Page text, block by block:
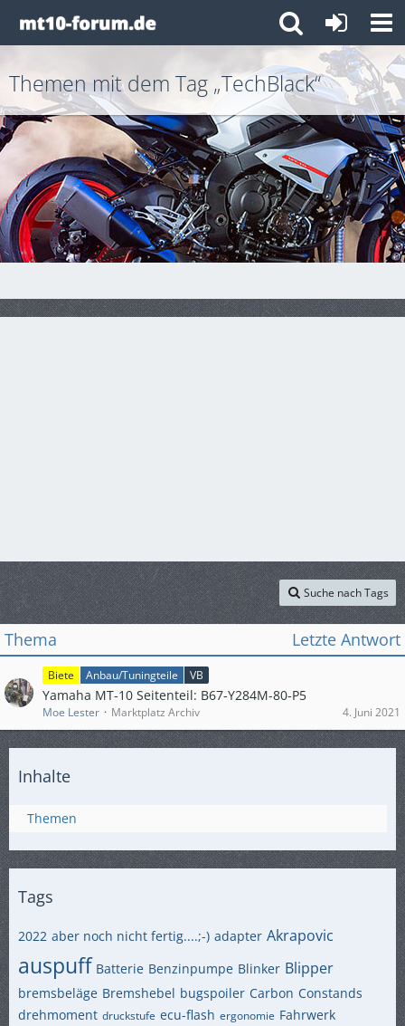
Themen mit dem Tag „TechBlack“
Suche nach Tags
Thema Letzte Antwort
Biete Anbau/Tuningteile VB
Yamaha MT-10 Seitenteil: B67-Y284M-80-P5
Moe Lester Marktplatz Archiv 4. Juni 2021
Inhalte
Themen
Tags
2022 aber noch nicht fertig....;-) adapter Akrapovic
auspuff Batterie Benzinpumpe Blinker Blipper
bremsbeläge Bremshebel bugspoiler Carbon Constands
drehmoment druckstufe ecu-flash ergonomie Fahrwerk